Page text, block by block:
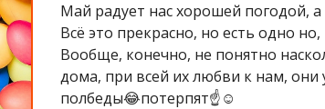
Май радует нас хорошей погодой, а
Всё это прекрасно, но есть одно
Вообще, конечно, не понятно
дома, при всей их любви к нам, они
полбеды😂потерпят☝️☺️